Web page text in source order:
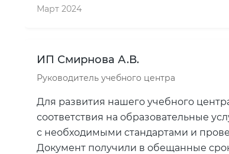
Март 2024
ИП Смирнова А.В.
Руководитель учебного центра
Для развития нашего учебного
соответствия на образовательные
с необходимыми стандартами и
Документ получили в обещанные